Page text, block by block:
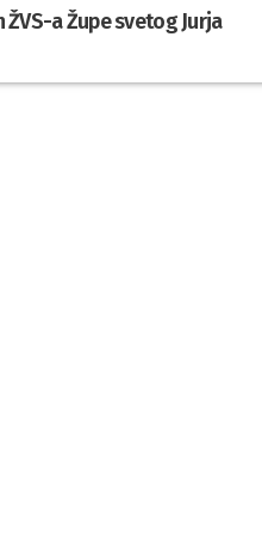
a Župe svetog Jurja